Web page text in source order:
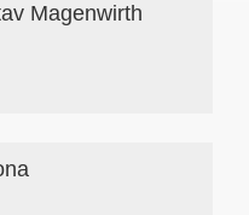
Magenwirth